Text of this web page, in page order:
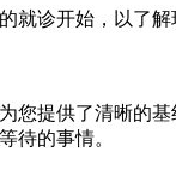
就诊开始，以了
您提供了清晰的
待的事情。